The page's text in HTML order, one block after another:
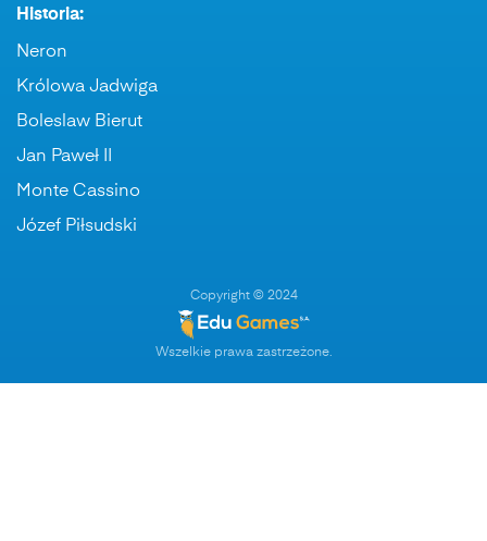
Historia:
Neron
Królowa Jadwiga
Boleslaw Bierut
Jan Paweł II
Monte Cassino
Józef Piłsudski
Copyright © 2024
Wszelkie prawa zastrzeżone.